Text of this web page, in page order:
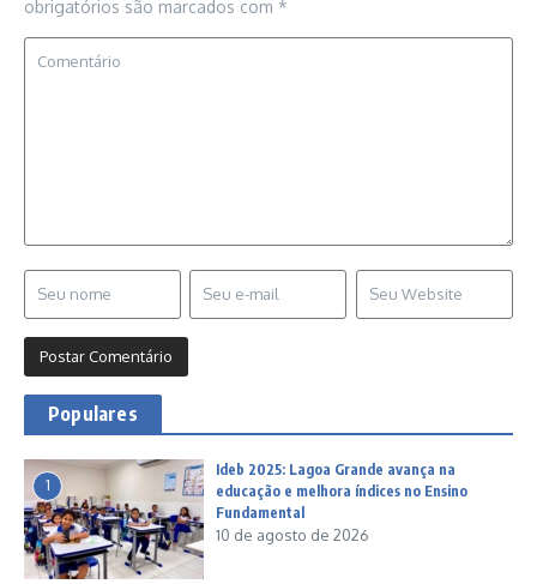
obrigatórios são marcados com *
Populares
1
Ideb 2025: Lagoa Grande avança na
educação e melhora índices no Ensino
Fundamental
10 de agosto de 2026